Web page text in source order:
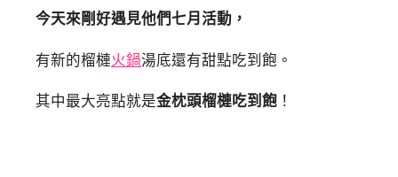
今天來剛好遇見他們七月活動，
有新的榴槤火鍋湯底還有甜點吃到飽。
其中最大亮點就是金枕頭榴槤吃到飽 ！